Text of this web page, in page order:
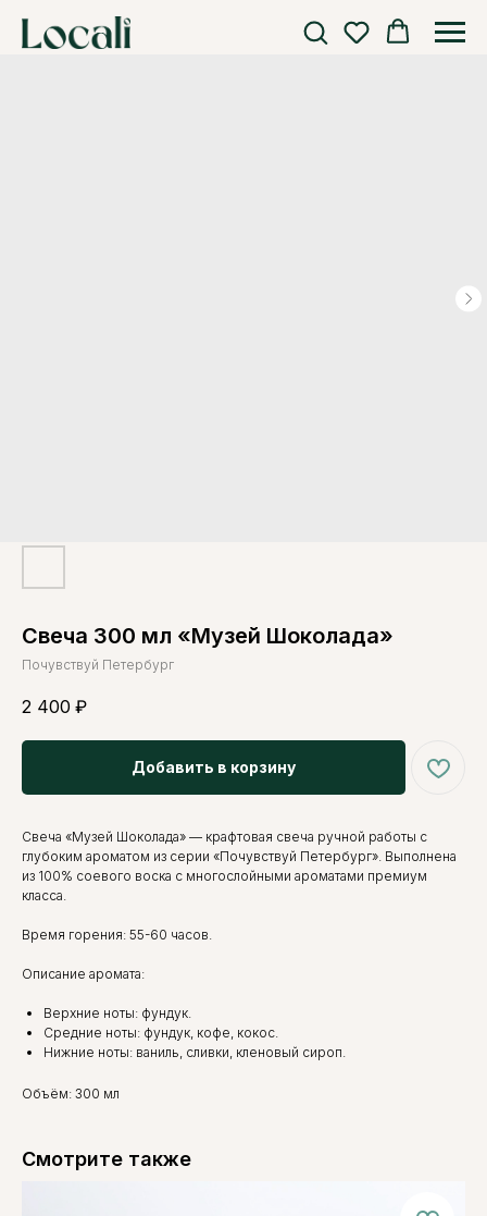
Свеча 300 мл «Музей Шоколада»
Почувствуй Петербург
2 400 ₽
Добавить в корзину
Свеча «Музей Шоколада» — крафтовая свеча ручной работы с
глубоким ароматом из серии «Почувствуй Петербург». Выполнена
из 100% соевого воска с многослойными ароматами премиум
класса.
Время горения: 55-60 часов.
Описание аромата:
Верхние ноты: фундук.
Средние ноты: фундук, кофе, кокос.
Нижние ноты: ваниль, сливки, кленовый сироп.
Объём: 300 мл
Смотрите также